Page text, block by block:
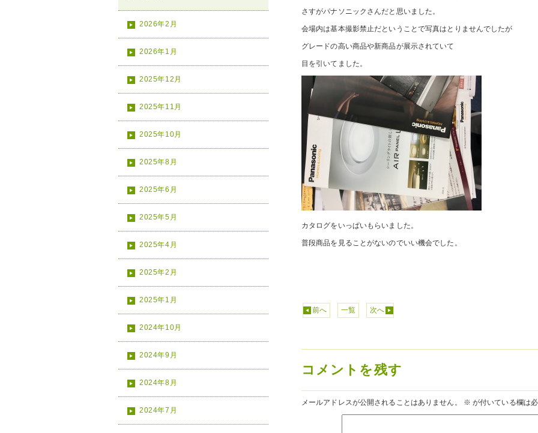
2026年2月
2026年1月
2025年12月
2025年11月
2025年10月
2025年8月
2025年6月
2025年5月
2025年4月
2025年2月
2025年1月
2024年10月
2024年9月
2024年8月
2024年7月
さすがパナソニックさんだと思いました。
会場内は基本撮影禁止だということで写真はとりませんでしたが
グレードの高い商品や新商品が展示されていて
目を引いてました。
カタログをいっぱいもらいました。
普段商品を見ることがないのでいい機会でした。
前へ 一覧 次へ
コメントを残す
メールアドレスが公開されることはありません。 ※ が付いている欄は